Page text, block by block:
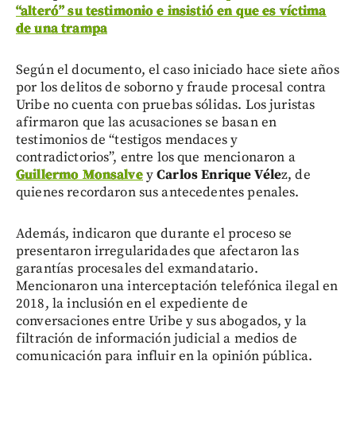
“alteró” su testimonio e insistió en que es víctima
de una trampa
Según el documento, el caso iniciado hace siete años
por los delitos de soborno y fraude procesal contra
Uribe no cuenta con pruebas sólidas. Los juristas
afirmaron que las acusaciones se basan en
testimonios de “testigos mendaces y
contradictorios”, entre los que mencionaron a
Guillermo MonsalveyCarlos Enrique Vélez, de
quienes recordaron sus antecedentes penales.
Además, indicaron que durante el proceso se
presentaron irregularidades que afectaron las
garantías procesales del exmandatario.
Mencionaron una interceptación telefónica ilegal en
2018, la inclusión en el expediente de
conversaciones entre Uribe y sus abogados, y la
filtración de información judicial a medios de
comunicación para influir en la opinión pública.